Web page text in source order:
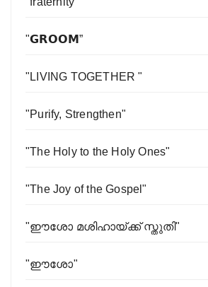
"𝗚𝗥𝗢𝗢𝗠”
"LIVING TOGETHER "
"Purify, Strengthen"
"The Holy to the Holy Ones"
"The Joy of the Gospel"
"ഈശോ മശിഹായ്ക്ക് സ്തുതി"
"ഈശോ"